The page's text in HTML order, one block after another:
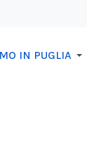
IN PUGLIA